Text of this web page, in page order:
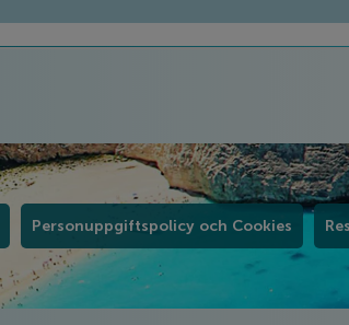
Personuppgiftspolicy och Cookies